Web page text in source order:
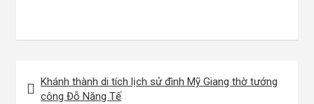
hướng
Khánh thành di tích lịch sử đình Mỹ Giang thờ tướng
công Đỗ Năng Tế